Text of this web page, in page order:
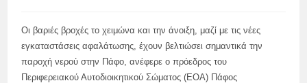
Οι βαριές βροχές το χειμώνα και την άνοιξη, μαζί με τις νέες
εγκαταστάσεις αφαλάτωσης, έχουν βελτιώσει σημαντικά την
παροχή νερού στην Πάφο, ανέφερε ο πρόεδρος του
Περιφερειακού Αυτοδιοικητικού Σώματος (ΕΟΑ) Πάφος